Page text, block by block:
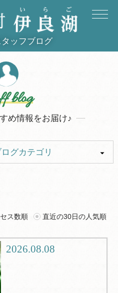
タッフブログ
blog
め情報をお届け♪
グカテゴリ
ツアー
ス数順 直近の30日の人気順
2026.08.08